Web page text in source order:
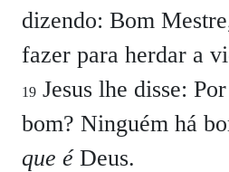
dizendo: Bom
fazer para herdar a
19 Jesus lhe disse:
bom? Ninguém há
que éDeus.